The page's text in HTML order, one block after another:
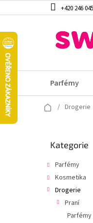
na
+420 246
Parfémy
Domů
/ Drogerie
Přeskočit
Kategorie
Parfémy
Kosmetika
Drogerie
Praní